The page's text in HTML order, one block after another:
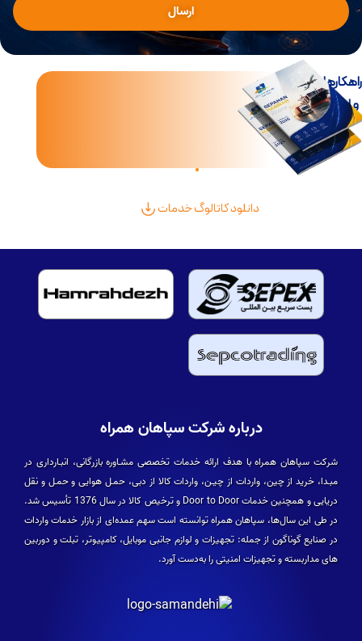
ارسال
جامع تجارت
و لجستیک بین‌الملل
دانلود کاتالوگ خدمات
درباره شرکت سپاهان همراه
شرکت سپاهان همراه با هدف ارائه خدمات تخصصی مشـاوره بازرگانی، انبـارداری در
مبـدا، خرید از چین، واردات از چیـن، واردات کالا از دبی، حمـل هوایی و حمـل و نقل
دریایی و همچنین خدمات Door to Door و ترخیص کالا در سال 1376 تأسیس شد.
در طی این سال­‌ها، سپاهان همراه توانسته است سهم عمده­‌ای از بازار خدمات واردات
در صنایع گوناگون از جمله: تجهیزات و لوازم جانبی موبایل، کامپیوتر، تبلت و دوربین­‌
های مداربسته و تجهیزات امنیتی را به‌دست آورد.